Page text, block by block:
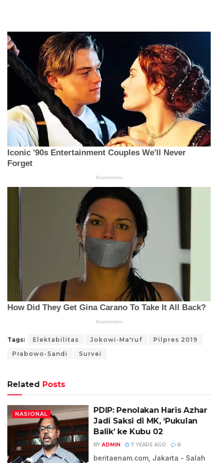
Tags: Elektabilitas Jokowi-Ma'ruf
Pilpres 2019
Prabowo-Sandi
Survei
Related Posts
NASIONAL
PDIP: Penolakan Haris Azhar
Jadi Saksi di MK, ‘Pukulan
Balik’ ke Kubu 02
BY ADMIN 7 YEARS AGO 0
beritaenam.com, Jakarta - Salah